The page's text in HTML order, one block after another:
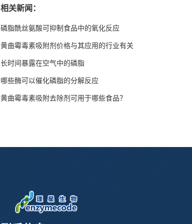
相关新闻：
磷脂酰丝氨酸可抑制食品中的氧化反应
黄曲霉毒素吸附剂价格与其应用的行业有关
长时间暴露在空气中的磷脂
哪些酶可以催化磷脂的分解反应
黄曲霉毒素吸附去除剂可用于哪些食品？